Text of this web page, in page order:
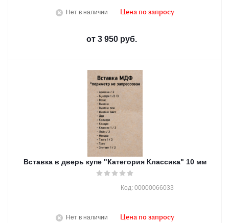
Нет в наличии Цена по запросу
от 3 950 руб.
Вставка в дверь купе "Категория Классика" 10 мм
Нет в наличии
Код: 00000066033
Цена по запросу